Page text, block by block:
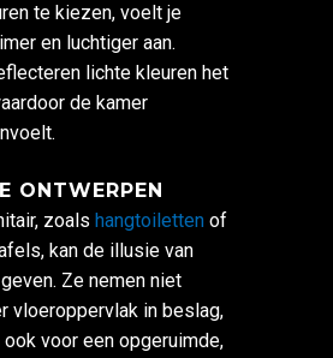
te kiezen, voelt je
en luchtiger aan.
lichte kleuren het
de kamer
ONTWERPEN
zoals hangtoiletten of
kan de illusie van
Ze nemen niet
vloeroppervlak in beslag,
voor een opgeruimde,